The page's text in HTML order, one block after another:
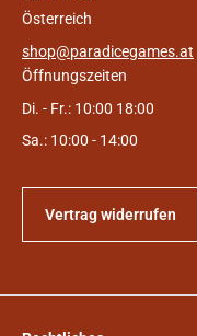
Österreich
shop@paradicegames.at
Öffnungszeiten
Di. - Fr.: 10:00 18:00
Sa.: 10:00 - 14:00
Vertrag widerrufen